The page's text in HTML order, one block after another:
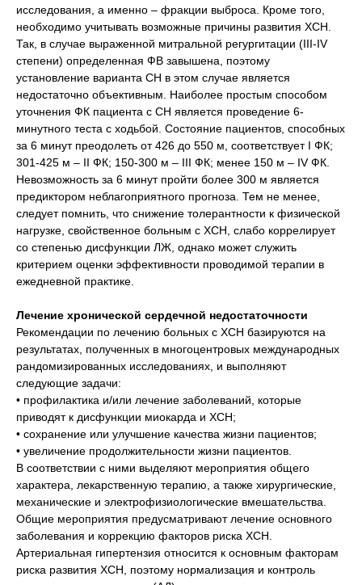
исследования, а именно – фракции выброса. Кроме того,
необходимо учитывать возможные причины развития ХСН.
Так, в случае выраженной митральной регургитации (III-IV
степени) определенная ФВ завышена, поэтому
установление варианта СН в этом случае является
недостаточно объективным. Наиболее простым способом
уточнения ФК пациента с СН является проведение 6-
минутного теста с ходьбой. Состояние пациентов, способных
за 6 минут преодолеть от 426 до 550 м, соответствует I ФК;
301-425 м – II ФК; 150-300 м – III ФК; менее 150 м – IV ФК.
Невозможность за 6 минут пройти более 300 м является
предиктором неблагоприятного прогноза. Тем не менее,
следует помнить, что снижение толерантности к физической
нагрузке, свойственное больным с ХСН, слабо коррелирует
со степенью дисфункции ЛЖ, однако может служить
критерием оценки эффективности проводимой терапии в
ежедневной практике.
Лечение хронической сердечной недостаточности
Рекомендации по лечению больных с ХСН базируются на
результатах, полученных в многоцентровых международных
рандомизированных исследованиях, и выполняют
следующие задачи:
• профилактика и/или лечение заболеваний, которые
приводят к дисфункции миокарда и ХСН;
• сохранение или улучшение качества жизни пациентов;
• увеличение продолжительности жизни пациентов.
В соответствии с ними выделяют мероприятия общего
характера, лекарственную терапию, а также хирургические,
механические и электрофизиологические вмешательства.
Общие мероприятия предусматривают лечение основного
заболевания и коррекцию факторов риска ХСН.
Артериальная гипертензия относится к основным факторам
риска развития ХСН, поэтому нормализация и контроль